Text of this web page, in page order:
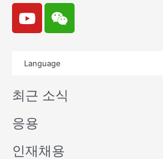
Y
o
u
e
W
e
i
n
Language
최근 소식
응용
인재채용